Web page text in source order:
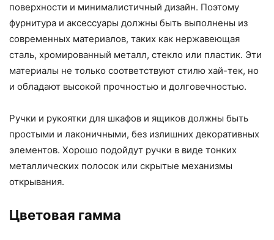
поверхности и минималистичный дизайн. Поэтому
фурнитура и аксессуары должны быть выполнены из
современных материалов, таких как нержавеющая
сталь, хромированный металл, стекло или пластик. Эти
материалы не только соответствуют стилю хай-тек, но
и обладают высокой прочностью и долговечностью.
Ручки и рукоятки для шкафов и ящиков должны быть
простыми и лаконичными, без излишних декоративных
элементов. Хорошо подойдут ручки в виде тонких
металлических полосок или скрытые механизмы
открывания.
Цветовая гамма